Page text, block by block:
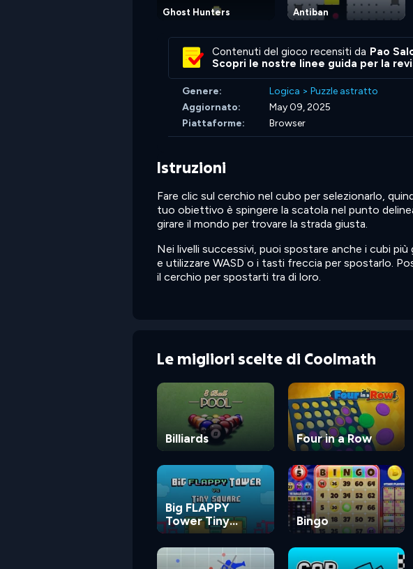
Ghost Hunters Antiban
Contenuti del gioco recensiti da Pao
Scopri le nostre linee guida per la
Genere: Logica > Puzzle astratto
Aggiornato:
May 09, 2025
Piattaforme:
Browser
Istruzioni
Fare clic sul cerchio nel cubo per selezionarlo,
tuo obiettivo è spingere la scatola nel punto
girare il mondo per trovare la strada giusta.
Nei livelli successivi, puoi spostare anche i cubi
e utilizzare WASD o i tasti freccia per spostarlo.
il cerchio per spostarti tra di loro.
Le migliori scelte di Coolmath
Billiards Four in a Row
Big FLAPPY
Tower Tiny
Square
Bingo